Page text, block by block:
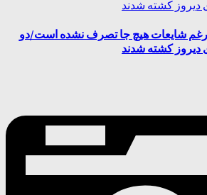
رغم شایعات هیچ جا تصرف نشده است/دو
دیروز کشته شدند